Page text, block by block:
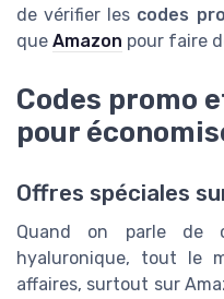
de vérifier les codes
que Amazon pour faire
Codes promo
pour
Offres spéciales
Quand on parle de
hyaluronique, tout le
affaires, surtout sur